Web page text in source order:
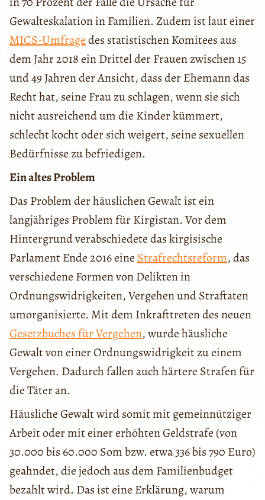
Gewalteskalation in Familien. Zudem ist laut einer
MICS-Umfragedes statistischen Komitees aus
dem Jahr 2018 ein Drittel der Frauen zwischen 15
und 49 Jahren der Ansicht, dass der Ehemann das
Recht hat, seine Frau zu schlagen, wenn sie sich
nicht ausreichend um die Kinder kümmert,
schlecht kocht oder sich weigert, seine sexuellen
Bedürfnisse zu befriedigen.
Ein altes Problem
Das Problem der häuslichen Gewalt ist ein
langjähriges Problem für Kirgistan. Vor dem
Hintergrund verabschiedete das kirgisische
Parlament Ende 2016 eine Strafrechtsreform, das
verschiedene Formen von Delikten in
Ordnungswidrigkeiten, Vergehen und Straftaten
umorganisierte. Mit dem Inkrafttreten des neuen
Gesetzbuches für Vergehen, wurde häusliche
Gewalt von einer Ordnungswidrigkeit zu einem
Vergehen. Dadurch fallen auch härtere Strafen für
die Täter an.
Häusliche Gewalt wird somit mit gemeinnütziger
Arbeit oder mit einer erhöhten Geldstrafe (von
30.000 bis 60.000 Som bzw. etwa 336 bis 790 Euro)
geahndet, die jedoch aus dem Familienbudget
bezahlt wird. Das ist eine Erklärung, warum